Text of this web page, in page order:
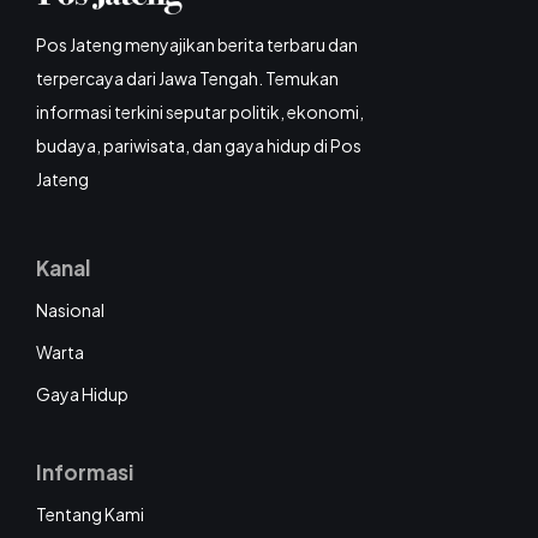
Pos Jateng menyajikan berita terbaru dan
terpercaya dari Jawa Tengah. Temukan
informasi terkini seputar politik, ekonomi,
budaya, pariwisata, dan gaya hidup di Pos
Jateng
Kanal
Nasional
Warta
Gaya Hidup
Informasi
Tentang Kami